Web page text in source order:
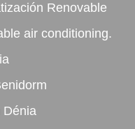
Renovable
air conditioning.
Dénia